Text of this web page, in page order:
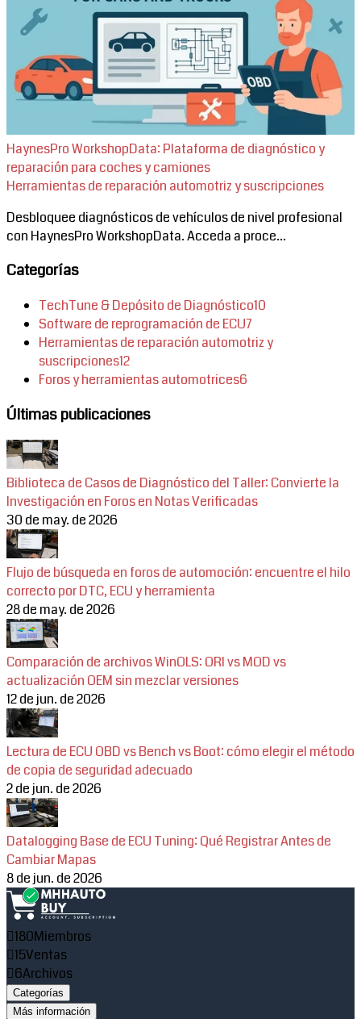
HaynesPro WorkshopData: Plataforma de diagnóstico y
reparación para coches y camiones
Herramientas de reparación automotriz y suscripciones
Desbloquee diagnósticos de vehículos de nivel profesional
con HaynesPro WorkshopData. Acceda a proce...
Categorías
TechTune & Depósito de Diagnóstico10
Software de reprogramación de ECU7
Herramientas de reparación automotriz y
suscripciones12
Foros y herramientas automotrices6
Últimas publicaciones
Biblioteca de Casos de Diagnóstico del Taller: Convierte la
Investigación en Foros en Notas Verificadas
30 de may. de 2026
Flujo de búsqueda en foros de automoción: encuentre el hilo
correcto por DTC, ECU y herramienta
28 de may. de 2026
Comparación de archivos WinOLS: ORI vs MOD vs
actualización OEM sin mezclar versiones
12 de jun. de 2026
Lectura de ECU OBD vs Bench vs Boot: cómo elegir el método
de copia de seguridad adecuado
2 de jun. de 2026
Datalogging Base de ECU Tuning: Qué Registrar Antes de
Cambiar Mapas
8 de jun. de 2026
180Miembros
15Ventas
6Archivos
Categorías
Más información